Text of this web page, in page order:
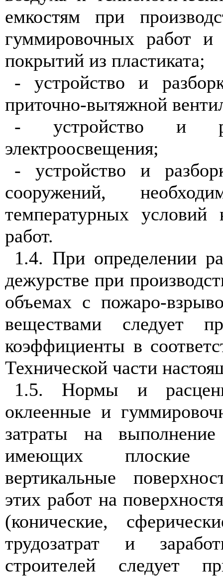
емкостям при
гуммировочных работ
покрытий из пластиката;
- устройство и
приточно-вытяжной
- устройство и
электроосвещения;
- устройство и
сооружений,
температурных условий
работ.
1.4. При определении
дежурстве при
объемах с пожаро-
веществами следует
коэффициенты в
Технической части
1.5. Нормы и
оклеенные и
затраты на
имеющих плоские
вертикальные
этих работ на
(конические,
трудозатрат и
строителей следует